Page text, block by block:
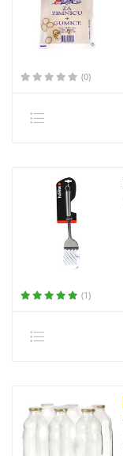
(0)
(1)